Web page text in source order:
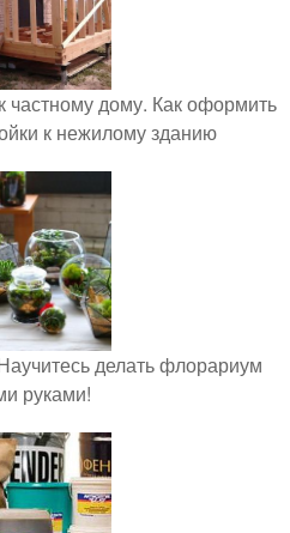
дому. Как оформить
к нежилому зданию
делать флорариум
руками!